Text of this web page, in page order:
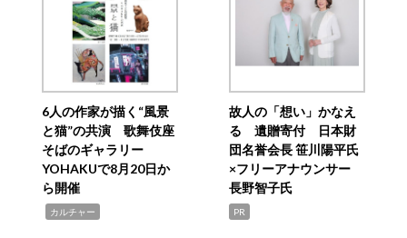
6人の作家が描く“風景
と猫”の共演 歌舞伎座
そばのギャラリー
YOHAKUで8月20日か
ら開催
カルチャー
故人の「想い」かなえ
る 遺贈寄付 日本財
団名誉会長 笹川陽平氏
×フリーアナウンサー
長野智子氏
PR